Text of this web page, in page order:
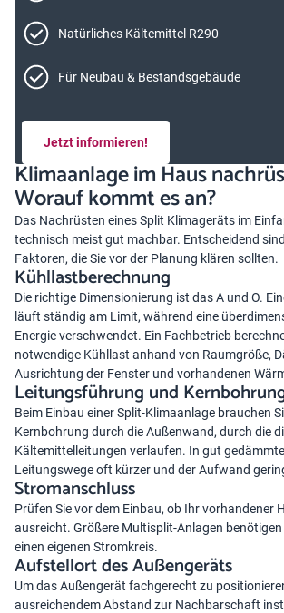
Natürliches Kältemittel R290
Für Neubau & Bestandsgebäude
Jetzt informieren!
Klimaanlage im Haus
Worauf kommt es an?
Das Nachrüsten eines Split Klimageräts im
technisch meist gut machbar. Entscheidend
Faktoren, die Sie vor der Planung klären sollten.
Kühllastberechnung
Die richtige Dimensionierung ist das A und O.
läuft ständig am Limit, während eine
Energie verschwendet. Ein Fachbetrieb
notwendige Kühllast anhand von Raumgröße,
Ausrichtung der Fenster und vorhandenen
Leitungsführung und
Beim Einbau einer Split-Klimaanlage brauchen
Kernbohrung durch die Außenwand, durch die
Kältemittelleitungen verlaufen. In gut
Leitungswege oft kürzer und der Aufwand
Stromanschluss
Prüfen Sie vor dem Einbau, ob Ihr vorhandener
ausreicht. Größere Multisplit-Anlagen
einen eigenen Stromkreis.
Aufstellort des Außengeräts
Um das Außengerät fachgerecht zu
ausreichendem Abstand zur Nachbarschaft